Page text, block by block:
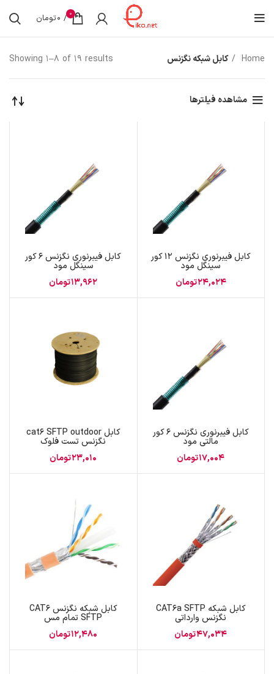
0
/
0تومان
Home کابل شبکه نگزنس Showing 1–8 of 19 results
مشاهده فیلترها
کابل فیبرنوری نگزنس 12 کور
سینگل مود
24,024تومان
کابل فیبرنوری نگزنس 6 کور
سینگل مود
13,962تومان
کابل فیبرنوری نگزنس 6 کور
مالتی مود
17,004تومان
کابل cat6 SFTP outdoor
نگزنس تست فلوک
23,010تومان
کابل شبکه CAT6a SFTP
نگزنس وارداتی
47,034تومان
کابل شبکه نگزنس CAT6
SFTP تمام مس
12,480تومان